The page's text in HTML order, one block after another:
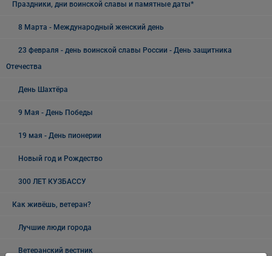
Праздники, дни воинской славы и памятные даты*
8 Марта - Международный женский день
23 февраля - день воинской славы России - День защитника
Отечества
День Шахтёра
9 Мая - День Победы
19 мая - День пионерии
Новый год и Рождество
300 ЛЕТ КУЗБАССУ
Как живёшь, ветеран?
Лучшие люди города
Ветеранский вестник